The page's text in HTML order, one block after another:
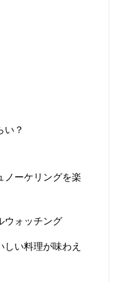
い？
ノーケリングを楽
ウォッチング
い料理が味わえ